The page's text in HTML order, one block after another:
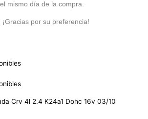
mismo día de la compra.
por su preferencia!
Crv 4l 2.4 K24a1 Dohc 16v 03/10